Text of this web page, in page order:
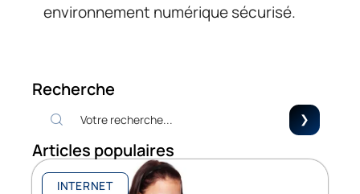
environnement numérique sécurisé.
Recherche
Articles populaires
INTERNET